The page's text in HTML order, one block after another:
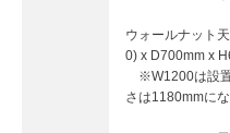
ウォールナット
0) x D700mm x
※W1200は設置
さは1180mmにな